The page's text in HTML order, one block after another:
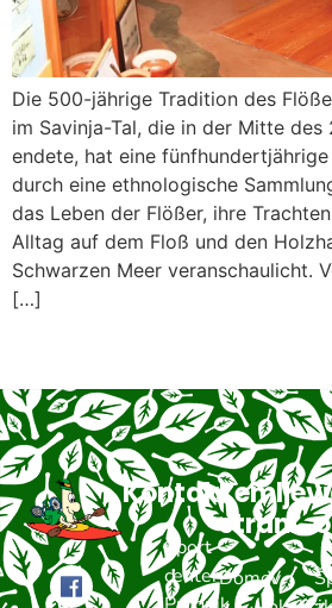
Die 500-jährige Tradition des
im Savinja-Tal, die in der Mitte des
endete, hat eine
durch eine ethnologische
das Leben der Flößer, ihre
Alltag auf dem Floß und den
Schwarzen Meer veranschaulicht.
[…]
Kontakt
Šport
center
strani
Domov
V